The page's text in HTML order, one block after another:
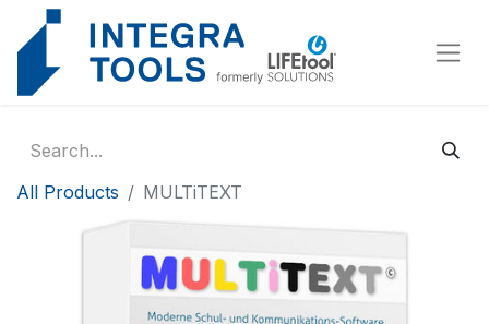
All Products MULTiTEXT
Cookies management panel